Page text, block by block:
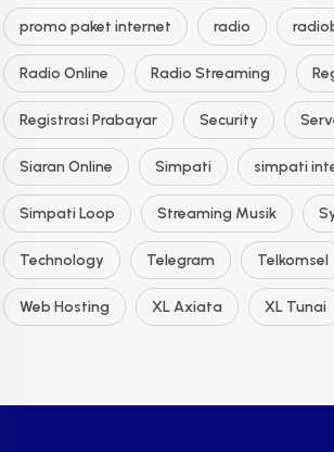
promo paket internet radio
Radio Online Radio Streaming
Registrasi Prabayar Security
Siaran Online Simpati simpati
Simpati Loop Streaming Musik
Technology Telegram Telkomsel
Web Hosting XL Axiata XL Tunai